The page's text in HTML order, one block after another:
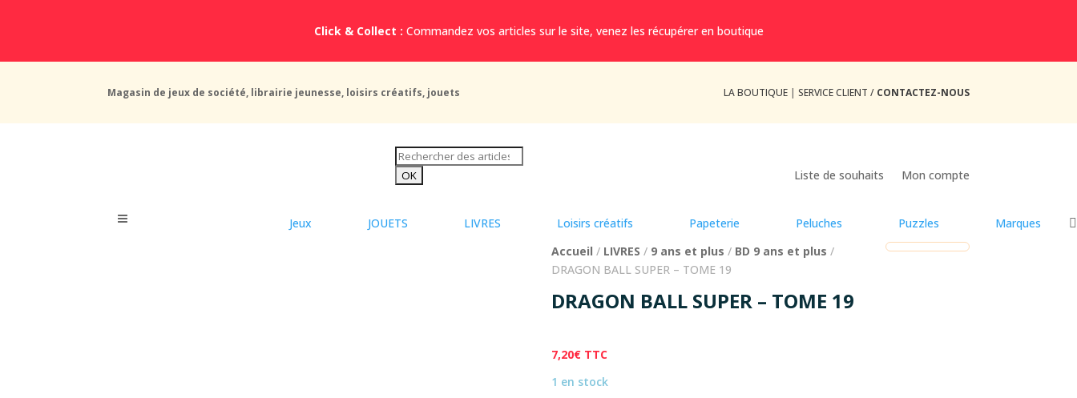
Click & Collect : Commandez vos articles sur le site, venez les récupérer en boutique
Magasin de jeux de société, librairie jeunesse, loisirs créatifs, jouets LA BOUTIQUE| SERVICE CLIENT / CONTACTEZ-NOUS
Liste de souhaits Mon compte
Jeux JOUETS LIVRES Loisirs créatifs Papeterie Peluches Puzzles
Marques
Accueil / LIVRES / 9 ans et plus / BD 9 ans et plus /
DRAGON BALL SUPER – TOME 19
DRAGON BALL SUPER – TOME 19
7,20€ TTC
1 en stock